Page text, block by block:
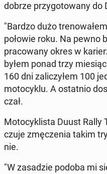
dobrze przy­go­to­wa­ny do
"Bardzo dużo
połowie roku. Na pewno
pra­co­wa­ny okres w
byłem ponad trzy
160 dni za­li­czy­łem 100
mo­to­cy­klu. A ostat­nio
czał.
Mo­to­cy­kli­sta Duust Rally
czuje zmę­cze­nia takim
nie.
"W za­sa­dzie podoba mi